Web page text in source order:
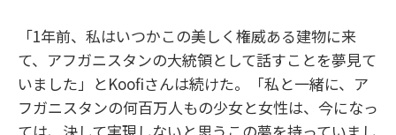
「1年前、私はいつかこの美しく権威ある建物に来
て、アフガニスタンの大統領として話すことを夢見て
いました」とKoofiさんは続けた。「私と一緒に、ア
フガニスタンの何百万人もの少女と女性は、今になっ